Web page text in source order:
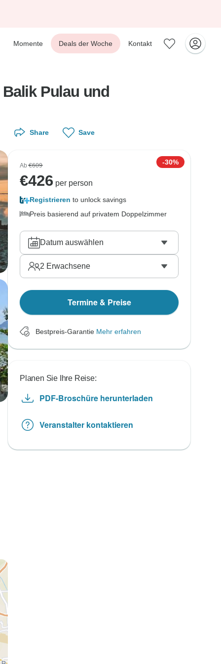
Momente Deals der Woche Kontakt
Pulau und
Share Save
Ab€609 -30%
€426 per person
Registrieren to unlock savings
Preis basierend auf privatem Doppelzimmer
Datum auswählen
2 Erwachsene
Termine & Preise
Bestpreis-Garantie Mehr erfahren
Planen Sie Ihre Reise:
PDF-Broschüre herunterladen
Veranstalter kontaktieren